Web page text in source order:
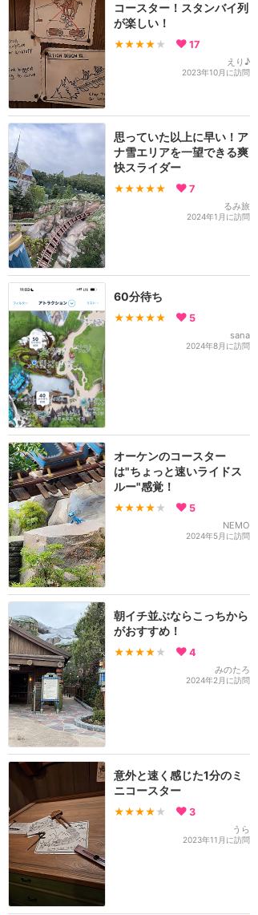
コースター！スタンバイ列
が楽しい！
★★★★ ★ 17
えり♪
2023年10月に訪問
思っていた以上に早い！ア
ナ雪エリアを一望できる爽
快スライダー
★★★★★ 7
るみ旅
2024年1月に訪問
60分待ち
★★★★★ 5
sana
2024年8月に訪問
オーケンのコースター
は"ちょっと速いライドス
ルー"感覚！
★★★★ ★ 5
NEMO
2024年5月に訪問
朝イチ並ぶならこっちから
がおすすめ！
★★★★ ★ 4
みのたろ
2024年2月に訪問
意外と速く感じた1分のミ
ニコースター
★★★★ ★ 3
うら
2023年11月に訪問